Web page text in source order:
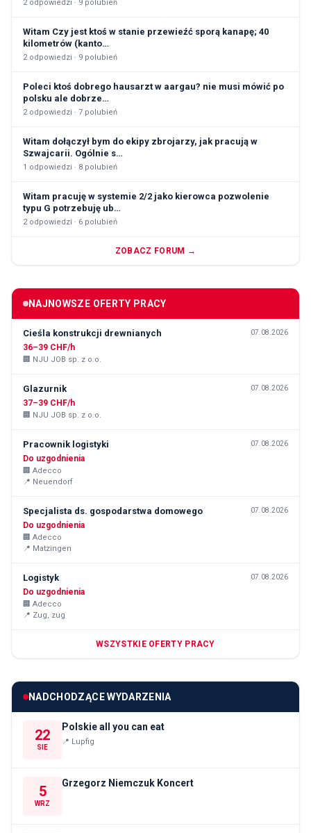
2odpowiedzi · 9 polubień
Witam Czy jest ktoś w stanie przewieźć sporą kanapę; 40
kilometrów (kanto…
2odpowiedzi · 9 polubień
Poleci ktoś dobrego hausarzt w aargau? nie musi mówić po
polsku ale dobrze…
2odpowiedzi · 7 polubień
Witam dołączył bym do ekipy zbrojarzy, jak pracują w
Szwajcarii. Ogólnie s…
1 odpowiedzi · 8 polubień
Witam pracuję w systemie 2/2 jako kierowca pozwolenie
typu G potrzebuję ub…
2odpowiedzi · 6 polubień
ZOBACZ FORUM →
NAJNOWSZE OFERTY PRACY
Cieśla konstrukcji drewnianych 07.08.2026
36–39 CHF/h
🏢 NJU JOB sp. z o.o.
Glazurnik 07.08.2026
37–39 CHF/h
🏢 NJU JOB sp. z o.o.
Pracownik logistyki 07.08.2026
Do uzgodnienia
🏢 Adecco
📍 Neuendorf
Specjalista ds. gospodarstwa domowego 07.08.2026
Do uzgodnienia
🏢 Adecco
📍 Matzingen
Logistyk 07.08.2026
Do uzgodnienia
🏢 Adecco
📍 Zug, zug
WSZYSTKIE OFERTY PRACY
NADCHODZĄCE WYDARZENIA
22
SIE
Polskie all you can eat
📍 Lupfig
5
WRZ
Grzegorz Niemczuk Koncert